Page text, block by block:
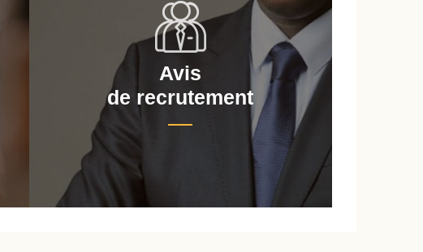
Avis
de recrutement